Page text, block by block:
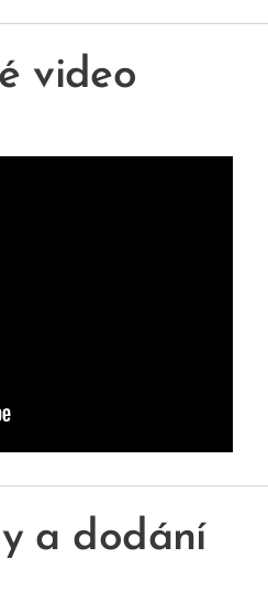
video
a dodání